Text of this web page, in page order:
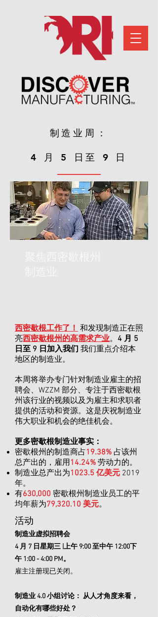
制造业周：
4 月 5 日至 9 日
西密歇根工作了！ 和发现制造正在照
亮西密歇根州的高需求产业。 4 月 5
日至 9 日加入我们 我们重点介绍本
地区的制造业。
本周将举办专门针对制造业雇主的招
聘会、WZZM 部分、专注于西密歇根
州该行业的视频以及为雇主和求职者
提供的活动和资源。这是庆祝制造业
伟大职业和机会的绝佳机会。
更多密歇根制造业事实：
密歇根州的制造商占19.38% 占该州
总产出的 ，雇用14.24% 劳动力的。
制造业总产出为1023.5 亿美元 2019
年。
有630,000 密歇根州制造业员工的平
均年薪为79,320.10 美元。
活动
制造业虚拟招聘会
4 月 7 日星期三 |上午 9:00 至中午 12:00下
午 1:00 - 4:00 PM。
雇主注册现已关闭。
制造业 4.0 小组讨论： 从人才角度来看，
自动化有哪些好处？